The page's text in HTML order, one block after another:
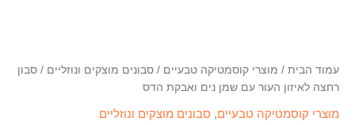
עמוד הבית / מוצרי קוסמטיקה טבעיים / סבונים מוצקים ונוזליים / סבון
רחצה לאיזון העור עם שמן נים ואבקת הדס
מוצרי קוסמטיקה טבעיים, סבונים מוצקים ונוזליים